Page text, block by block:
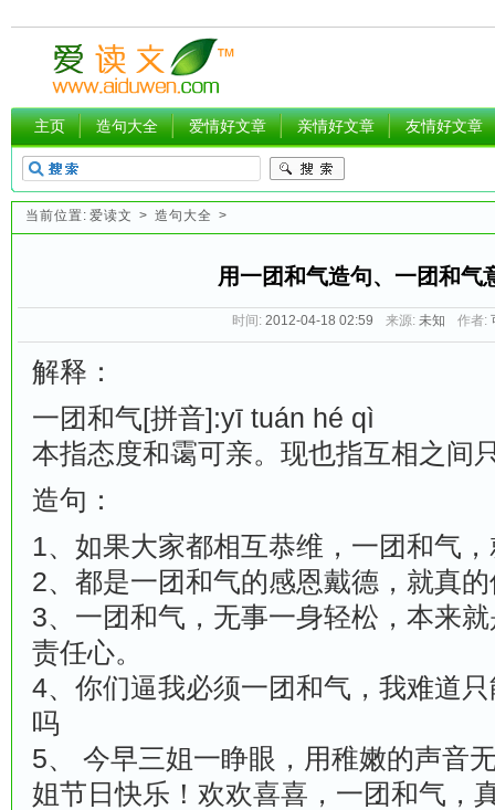
主页 造句大全 爱情好文章 亲情好文章 友情好文章
当前位置: 爱读文 > 造句大全 >
用一团和气造句、一团和气
时间: 2012-04-18 02:59 来源: 未知 作者:
解释：
一团和气[拼音]:yī tuán hé qì
本指态度和霭可亲。现也指互相之间
造句：
1、如果大家都相互恭维，一团和气
2、都是一团和气的感恩戴德，就真
3、一团和气，无事一身轻松，本来
责任心。
4、你们逼我必须一团和气，我难道
吗
5、 今早三姐一睁眼，用稚嫩的声音
姐节日快乐！欢欢喜喜，一团和气，